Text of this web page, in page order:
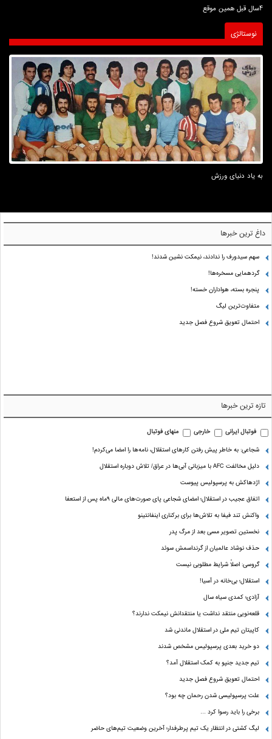
4سال قبل همین موقع
نوستالژی
به یاد دنیای ورزش
داغ ترین خبرها
سهم سیدورف را ندادند، نیمکت نشین شدند!
گردهمایی مسخره‌ها!
پنجره بسته، هواداران خسته!
متفاوت‌ترین لیگ
احتمال تعویق شروع فصل جدید
تازه ترین خبرها
فوتبال ایرانی خارجی
منهای فوتبال
شجاعی: به خاطر پیش رفتن کارهای استقلال، نامه‌ها را امضا می‌کردم!
دلیل مخالفت AFC با میزبانی آبی‌ها در عراق/ تلاش دوباره استقلال
اژدهاکش به پرسپولیس پیوست
اتفاق عجیب در استقلال؛ امضای شجاعی پای صورت‌های مالی ٩ماه پس از استعفا
واکنش تند فیفا به تلاش‌ها برای برکناری اینفانتینو
نخستین تصویر مسی بعد از مرگ پدر
حذف نوشاد عالمیان از گرنداسمش سوئد
گروسی: اصلاً شرایط مطلوبی نیست
استقلال؛ بی‌خانه در آسیا!
آزادی؛ کمدی سیاه سال
قلعه‌نویی منتقد نداشت یا منتقدانش نیمکت ندارند؟
کاپیتان تیم ملی در استقلال ماندنی شد
دو خرید بعدی پرسپولیس مشخص شدند
تیم جدید جنپو به کمک استقلال آمد؟
احتمال تعویق شروع فصل جدید
علت پرسپولیسی شدن رحمان چه بود؟
برخی را باید رسوا کرد …
لیگ کشتی در انتظار یک تیم پرطرفدار؛ آخرین وضعیت تیم‌های حاضر